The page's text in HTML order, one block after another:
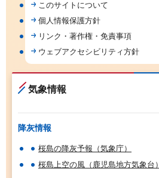
このサイトについて
個人情報保護方針
リンク・著作権・免責事項
ウェブアクセシビリティ方針
気象情報
降灰情報
桜島の降灰予報（気象庁）
桜島上空の風（鹿児島地方気象台）